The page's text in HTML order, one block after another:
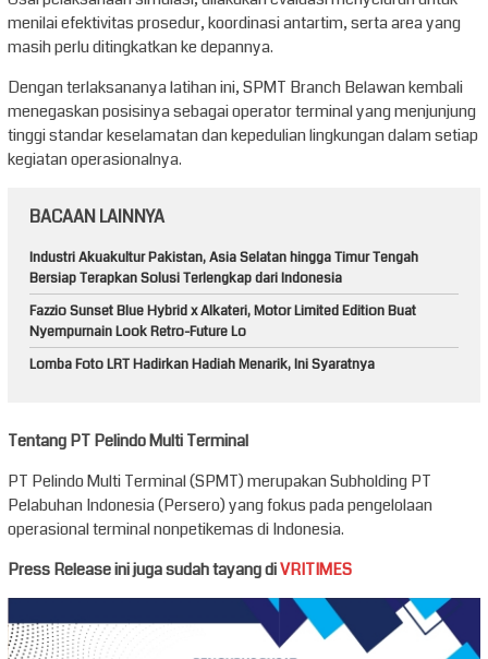
menilai efektivitas prosedur, koordinasi antartim, serta area yang
masih perlu ditingkatkan ke depannya.
Dengan terlaksananya latihan ini, SPMT Branch Belawan kembali
menegaskan posisinya sebagai operator terminal yang menjunjung
tinggi standar keselamatan dan kepedulian lingkungan dalam setiap
kegiatan operasionalnya.
BACAAN LAINNYA
Industri Akuakultur Pakistan, Asia Selatan hingga Timur Tengah
Bersiap Terapkan Solusi Terlengkap dari Indonesia
Fazzio Sunset Blue Hybrid x Alkateri, Motor Limited Edition Buat
Nyempurnain Look Retro-Future Lo
Lomba Foto LRT Hadirkan Hadiah Menarik, Ini Syaratnya
Tentang PT Pelindo Multi Terminal
PT Pelindo Multi Terminal (SPMT) merupakan Subholding PT
Pelabuhan Indonesia (Persero) yang fokus pada pengelolaan
operasional terminal nonpetikemas di Indonesia.
Press Release ini juga sudah tayang diVRITIMES